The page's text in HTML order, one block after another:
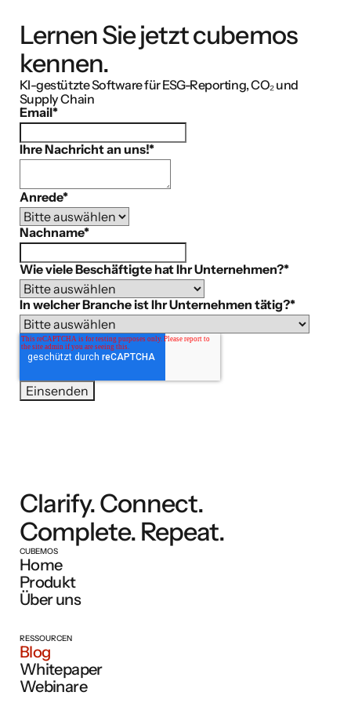
Lernen Sie jetzt cubemos
kennen.
KI-gestützte Software für ESG-Reporting, CO₂ und
Supply Chain
Email*
Ihre Nachricht an uns!*
Anrede*
Nachname*
Wie viele Beschäftigte hat Ihr Unternehmen?*
In welcher Branche ist Ihr Unternehmen tätig?*
Clarify. Connect.
Complete. Repeat.
CUBEMOS
Home
Produkt
Über uns
RESSOURCEN
Blog
Whitepaper
Webinare